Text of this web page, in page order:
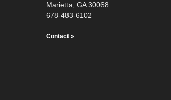
Marietta, GA 30068
678-483-6102
Contact »